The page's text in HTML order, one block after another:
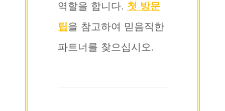
역할을 합니다. 첫 방문
팁을 참고하여 믿음직한
파트너를 찾으십시오.